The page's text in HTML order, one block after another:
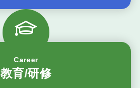
Career
教育/研修